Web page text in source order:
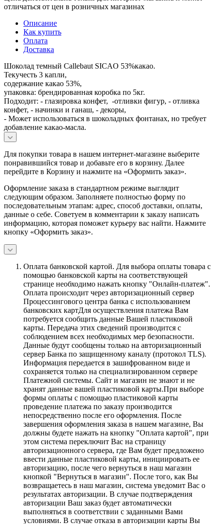
отличаться от цен в розничных магазинах
Описание
Как купить
Оплата
Доставка
Шоколад темный Callebaut SICAO 53%какао.
Текучесть 3 капли,
содержание какао 53%,
упаковка: брендированная коробка по 5кг.
Подходит: - глазировка конфет, -отливки фигур, - отливка
конфет, - начинки и ганаш, - декоры,
- Может использоваться в шоколадных фонтанах, но требует
добавление какао-масла.
Для покупки товара в нашем интернет-магазине выберите
понравившийся товар и добавьте его в корзину. Далее
перейдите в Корзину и нажмите на «Оформить заказ».
Оформление заказа в стандартном режиме выглядит
следующим образом. Заполняете полностью форму по
последовательным этапам: адрес, способ доставки, оплаты,
данные о себе. Советуем в комментарии к заказу написать
информацию, которая поможет курьеру вас найти. Нажмите
кнопку «Оформить заказ».
Оплата банковской картой. Для выбора оплаты товара с
помощью банковской карты на соответствующей
странице необходимо нажать кнопку "Онлайн-платеж".
Оплата происходит через авторизационный сервер
Процессингового центра банка с использованием
банковских картДля осуществления платежа Вам
потребуется сообщить данные Вашей пластиковой
карты. Передача этих сведений производится с
соблюдением всех необходимых мер безопасности.
Данные будут сообщены только на авторизационный
сервер Банка по защищенному каналу (протокол TLS).
Информация передается в зашифрованном виде и
сохраняется только на специализированном сервере
Платежной системы. Сайт и магазин не знают и не
хранят данные вашей пластиковой карты.При выборе
формы оплаты с помощью пластиковой карты
проведение платежа по заказу производится
непосредственно после его оформления. После
завершения оформления заказа в нашем магазине, Вы
должны будете нажать на кнопку "Оплата картой", при
этом система переключит Вас на страницу
авторизационного сервера, где Вам будет предложено
ввести данные пластиковой карты, инициировать ее
авторизацию, после чего вернуться в наш магазин
кнопкой "Вернуться в магазин". После того, как Вы
возвращаетесь в наш магазин, система уведомит Вас о
результатах авторизации. В случае подтверждения
авторизации Ваш заказ будет автоматически
выполняться в соответствии с заданными Вами
условиями. В случае отказа в авторизации карты Вы